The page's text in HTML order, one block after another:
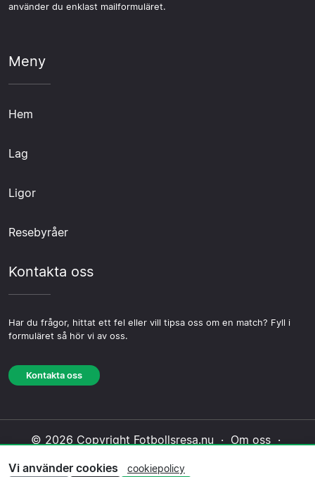
använder du enklast mailformuläret.
Meny
Hem
Lag
Ligor
Resebyråer
Kontakta oss
Har du frågor, hittat ett fel eller vill tipsa oss om en match? Fyll i
formuläret så hör vi av oss.
Kontakta oss
© 2026 Copyright Fotbollsresa.nu · Om oss ·
Redaktionell policy
Vi använder cookies cookiepolicy